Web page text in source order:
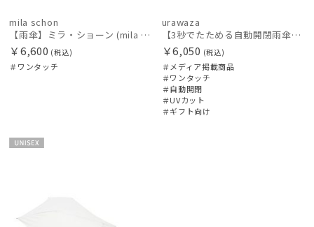
mila schon
【雨傘】ミラ・ショーン (mila schon) ロゴジャガード ジャンプ式 耐風傘 親骨：65cm
￥6,600 (税込)
＃ワンタッチ
urawaza
【3秒でたためる自動開閉雨傘】urawaza 小町（ウラワザ）Auto plane50 ワンタッチ開閉
￥6,050 (税込)
＃メディア掲載商品
＃ワンタッチ
＃自動開閉
＃UVカット
＃ギフト向け